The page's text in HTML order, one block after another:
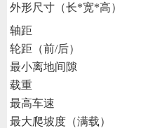
外形尺寸（长*宽*高）
轴距
轮距（前/后）
最小离地间隙
载重
最高车速
最大爬坡度（满载）